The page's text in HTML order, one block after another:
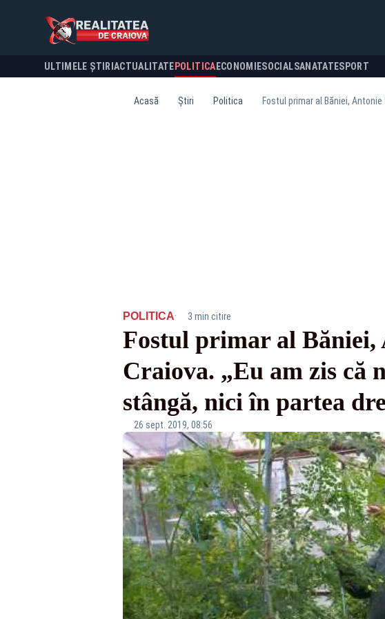
ULTIMELE ȘTIRI ACTUALITATE POLITICA ECONOMIESOCIALSANATATESPORT
Acasă Știri Politica
POLITICA· 3 min citire
Fostul primar al Băniei,
Craiova. „Eu am zis că
stângă, nici în partea
26 sept. 2019, 08:56